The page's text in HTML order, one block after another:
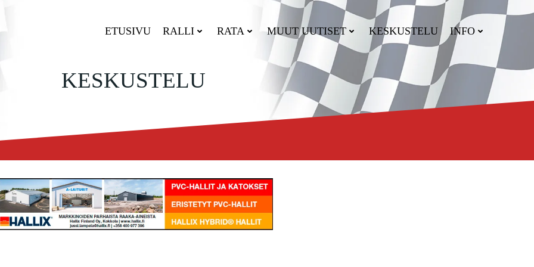
ETUSIVU RALLI RATA MUUT UUTISET KESKUSTELU INFO
KESKUSTELU